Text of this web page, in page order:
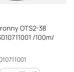
OTS2-38
/100m/